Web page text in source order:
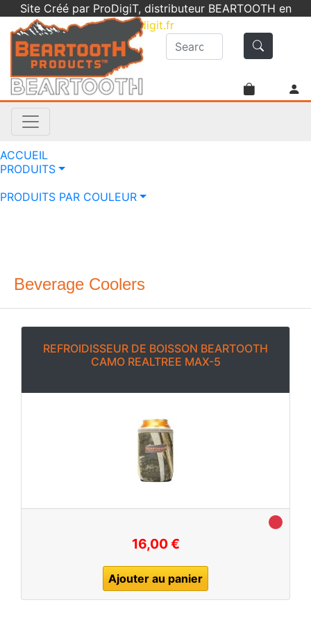
Site Créé par ProDigiT, distributeur BEARTOOTH en
France -info@prodigit.fr
ACCUEIL
PRODUITS
PRODUITS PAR COULEUR
Beverage Coolers
REFROIDISSEUR DE BOISSON BEARTOOTH
CAMO REALTREE MAX-5
16,00 €
Ajouter au panier